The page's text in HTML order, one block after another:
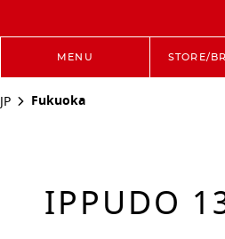
MENU STORE/
JP Fukuoka
IPPUDO